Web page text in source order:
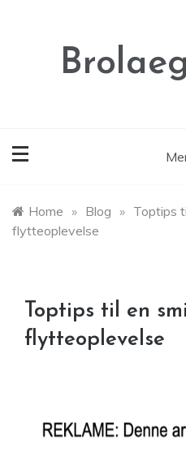
Home » Blog » Toptips
flytteoplevelse
Toptips til en
flytteoplevelse